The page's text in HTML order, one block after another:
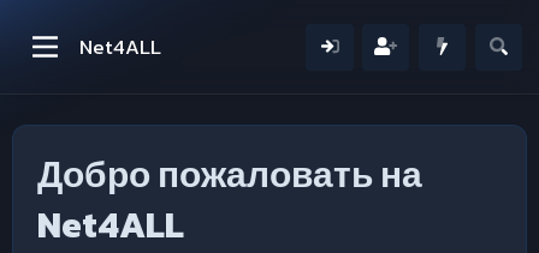
Net4ALL
Добро пожаловать на
Net4ALL